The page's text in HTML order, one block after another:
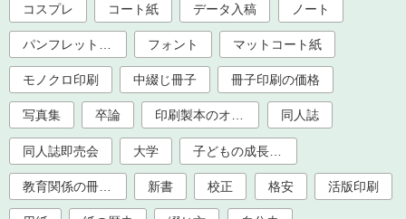
コスプレ コート紙 データ入稿 ノート
フォント マットコート紙
モノクロ印刷 中綴じ冊子 冊子印刷の価格
写真集 卒論 印刷製本のオプション加工 同人誌
同人誌即売会 大学
新書 校正 格安 活版印刷